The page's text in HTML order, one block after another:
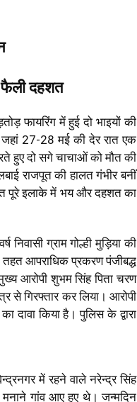
फैली दहशत
फायरिंग में हुई दो भाइयों की
जहां 27-28 मई की देर रात एक
हुए दो सगे चाचाओं को मौत की
राजपूत की हालत गंभीर बनीं
पूरे इलाके में भय और दहशत का
ग्राम गोल्ही मुड़िया की
तहत आपराधिक प्रकरण पंजीबद्ध
आरोपी शुभम सिंह पिता चरण
से गिरफ्तार कर लिया। आरोपी
किया है। पुलिस के द्वारा
में रहने वाले नरेन्द्र सिंह
गांव आए हुए थे। जन्मदिन